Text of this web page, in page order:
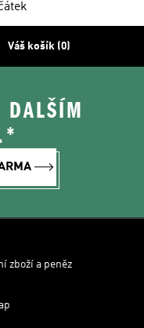
Váš košík (0)
DALŠÍM
zboží a peněz